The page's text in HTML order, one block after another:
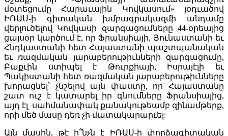
մօտեցումը Հարաւային Կովկասում» յօդւածով
ԻՌԱՍ-ի գիտական ​​խմբագրակազմի անդամը
վերլուծելով Կովկասի զարգացումները 44-օրեայից
ցայսօր կարծում է, որ Ֆրանսիայի, Յունաստանի եւ
Հնդկաստանի հետ Հայաստանի պաշտպանական
եւ ռազմական յարաբերութիւնների զարգացումը,
Բաքւին ստիպել է Թուրքիայի, Իսրայէլի եւ
Պակիստանի հետ ռազմական յարաբերութիւնները
խորացնել՝ չնշելով այն փաստը, որ Հայաստանը
շատ ուշ է կատարել իր գնումները Ֆրանսիայից,
այդ էլ սահմանափակ քանակութեամբ զինամթերք,
որի մեծ մասը դեռ չի մատակարարւել:
Այն մասին, թէ ի՞նչն է ԻՌԱՍ-ի փորձագիտական